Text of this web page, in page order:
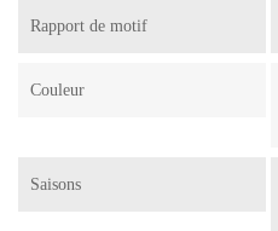
Rapport de motif
Couleur
Saisons